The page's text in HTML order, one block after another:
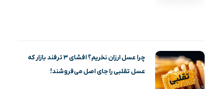
چرا عسل ارزان نخریم؟ افشای ۳ ترفند بازار که
عسل تقلبی را جای اصل می‌فروشند!